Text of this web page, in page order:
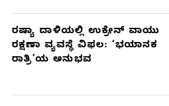
ರಷ್ಯಾ ದಾಳಿಯಲ್ಲಿ ಉಕ್ರೇನ್ ವಾಯು
ರಕ್ಷಣಾ ವ್ಯವಸ್ಥೆ ವಿಫಲ: ‘ಭಯಾನಕ
ರಾತ್ರಿ’ಯ ಅನುಭವ